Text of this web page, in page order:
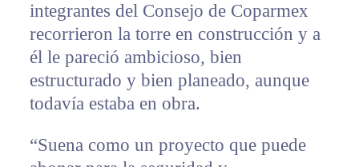
integrantes del Consejo de Coparmex
recorrieron la torre en construcción y a
él le pareció ambicioso, bien
estructurado y bien planeado, aunque
todavía estaba en obra.
“Suena como un proyecto que puede